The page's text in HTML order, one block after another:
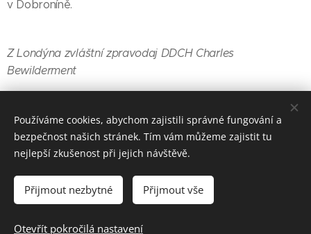
v Dobroníně.
Z Londýna zvláštní zpravodaj DDCH Charles
Bewilderment
Share
Používáme cookies, abychom zajistili správné fungování a
bezpečnost našich stránek. Tím vám můžeme zajistit tu
nejlepší zkušenost při jejich návštěvě.
Přijmout nezbytné Přijmout vše
Otevřít pokročilá nastavení